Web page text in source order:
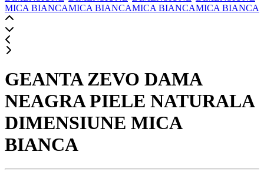
GEANTA ZEVO DAMA
NEAGRA PIELE NATURALA
DIMENSIUNE MICA
BIANCA